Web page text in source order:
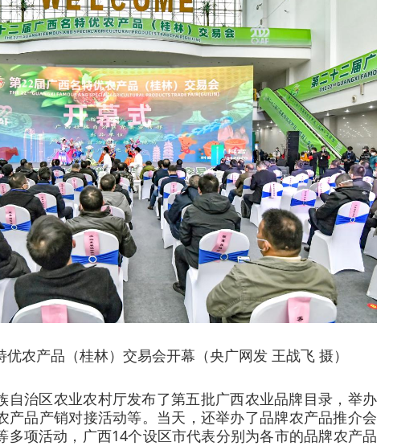
优农产品（桂林）交易会开幕（央广网发 王战飞 摄）
自治区农业农村厅发布了第五批广西农业品牌目录，举办
产品产销对接活动等。当天，还举办了品牌农产品推介会
多项活动，广西14个设区市代表分别为各市的品牌农产品